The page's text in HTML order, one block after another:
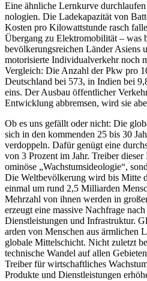
Eine ähnliche Lernkurve
no­logien. Die Ladeka­pa­zität von
Kosten pro Kilowatt­stunde rasch
Übergang zu Elektro­mo­bi­lität – was
bevöl­ke­rungs­reichen Länder Asiens
motori­sierte ­Indivi­du­al­verkehr noch
Vergleich: Die Anzahl der Pkw pro
Deutschland bei 573, in Indien bei
eins. Der Ausbau öffent­licher
Entwicklung abbremsen, wird sie
Ob es uns gefällt oder nicht: Die
sich in den kommenden 25 bis 30
verdoppeln. Dafür genügt eine
von 3 Prozent im Jahr. Treiber
ominöse „­Wachs­tums­ideo­logie“,
Die Weltbe­völ­kerung wird bis Mitte
einmal um rund 2,5 Milli­arden
Mehrzahl von ihnen werden in
erzeugt eine massive Nachfrage
Dienst­leis­tungen und Infra­struktur.
arden von Menschen aus ärmlichen
globale Mittel­schicht. Nicht zuletzt
technische Wandel auf allen
Treiber für wirtschaft­liches
Produkte und Dienst­leis­tungen